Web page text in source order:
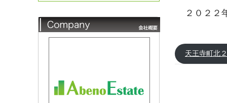
２０２２
天王寺町北